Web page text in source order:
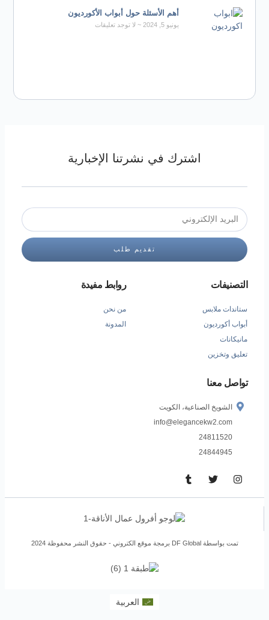
أهم الأسئلة حول أبواب الأكورديون
يونيو 5, 2024 لا توجد تعليقات
اشترك في نشرتنا الإخبارية
تقديم طلب
التصنيفات
ستاندات ملابس
أبواب أكورديون
مانيكانات
تعليق وتخزين
روابط مفيدة
من نحن
المدونة
تواصل معنا
الشويخ الصناعية، الكويت
info@elegancekw2.com
24811520
24844945
تمت بواسطة DF Global برمجة موقع الكتروني - حقوق النشر محفوظة 2024
العربية